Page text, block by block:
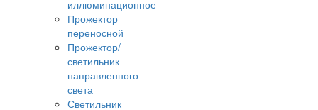
иллюминационное
Прожектор
переносной
Прожектор/
светильник
направленного
света
Светильник